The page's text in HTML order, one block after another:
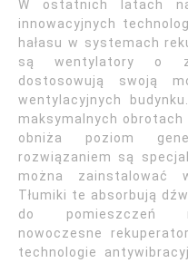
W ostatnich latach
innowacyjnych
hałasu w systemach
są wentylatory o
dostosowują swoją
wentylacyjnych
maksymalnych
obniża poziom
rozwiązaniem są
można zainstalować
Tłumiki te absorbują
do pomieszczeń
nowoczesne
technologie